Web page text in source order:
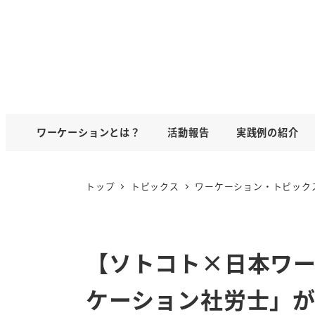
ワーケーションとは？ 活動報告 実践例の紹介
トップ トピックス ワーケーション・トピック
【ソトコト×日本ワ
ケーション社労士」